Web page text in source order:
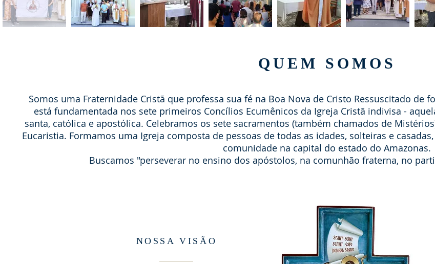
QUEM SOMOS
Somos uma Fraternidade Cristã que professa sua fé na Boa Nova de Cristo Ressuscitado de
está fundamentada nos sete primeiros Concílios Ecumênicos da Igreja Cristã indivisa -
santa, católica e apostólica. Celebramos os sete sacramentos (também chamados de
Eucaristia. Formamos uma Igreja composta de pessoas de todas as idades, solteiras e
comunidade na capital do estado do Amazonas.
Buscamos "perseverar no ensino dos apóstolos, na comunhão fraterna, no
NOSSA VISÃO